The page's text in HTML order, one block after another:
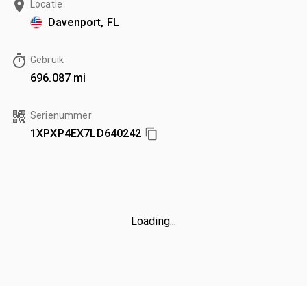
Locatie
Davenport, FL
Gebruik
696.087 mi
Serienummer
1XPXP4EX7LD640242
Loading...